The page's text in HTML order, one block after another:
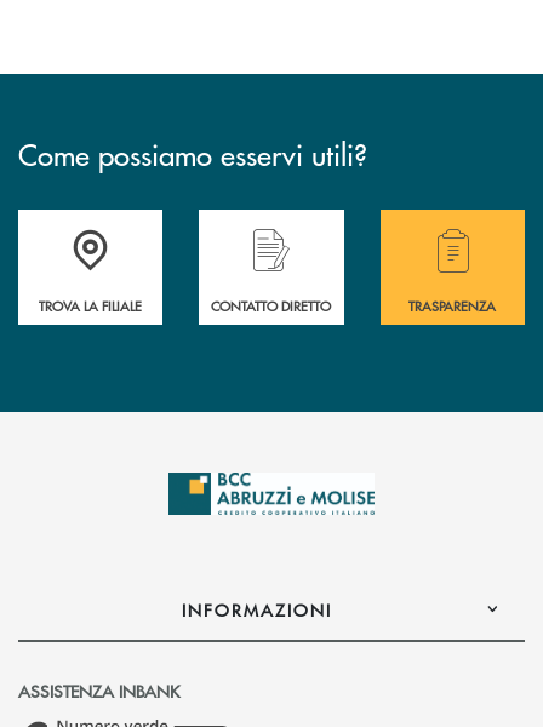
Come possiamo esservi utili?
Accedi all' elenco completo delle filiali .
TROVA LA FILIALE CONTATTO DIRETTO
Hai bisogno di
TRASPARENZA
INFORMAZIONI
ASSISTENZA INBANK